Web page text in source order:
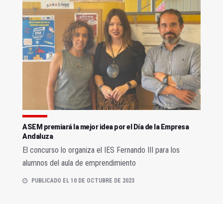
ASEM premiará la mejor idea por el Día de la Empresa
Andaluza
El concurso lo organiza el IES Fernando III para los
alumnos del aula de emprendimiento
PUBLICADO EL 10 DE OCTUBRE DE 2023